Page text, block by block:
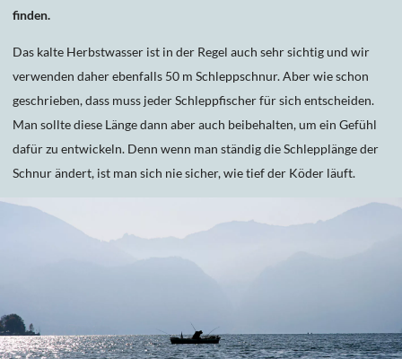
finden.
Das kalte Herbstwasser ist in der Regel auch sehr sichtig und wir
verwenden daher ebenfalls 50 m Schleppschnur. Aber wie schon
geschrieben, dass muss jeder Schleppfischer für sich entscheiden.
Man sollte diese Länge dann aber auch beibehalten, um ein Gefühl
dafür zu entwickeln. Denn wenn man ständig die Schlepplänge der
Schnur ändert, ist man sich nie sicher, wie tief der Köder läuft.